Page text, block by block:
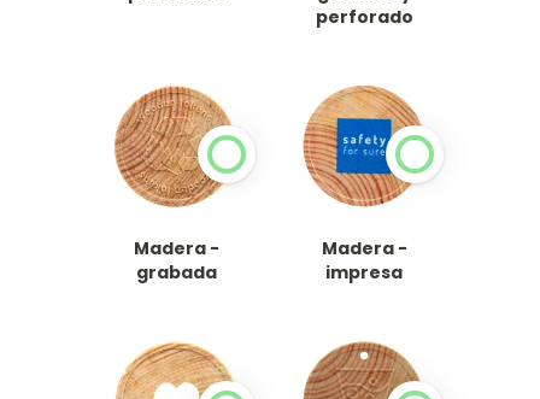
perforado
Madera -
grabada
Madera -
impresa